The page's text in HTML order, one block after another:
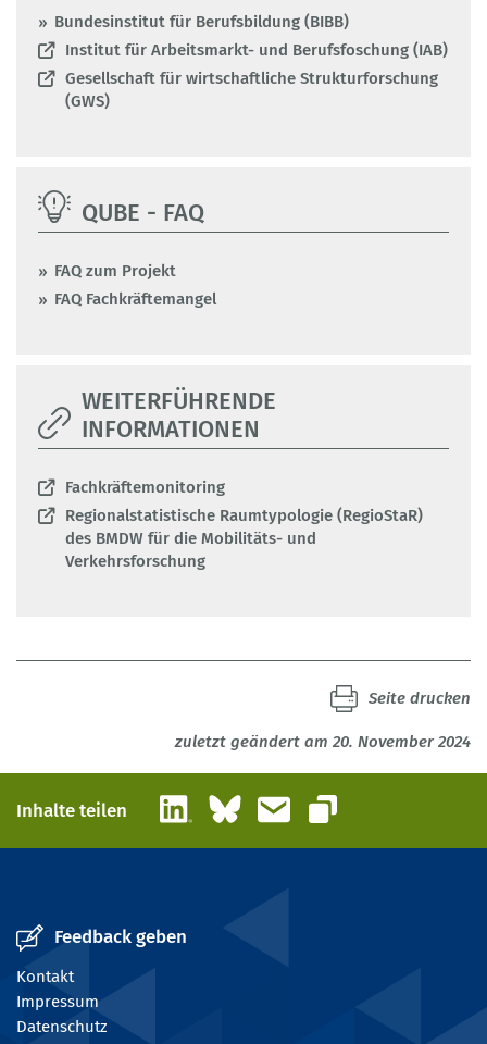
Bundesinstitut für Berufsbildung (BIBB)
Institut für Arbeitsmarkt- und Berufsfoschung (IAB)
Gesellschaft für wirtschaftliche Strukturforschung
(GWS)
QUBE - FAQ
FAQ zum Projekt
FAQ Fachkräftemangel
WEITERFÜHRENDE
INFORMATIONEN
Fachkräftemonitoring
Regionalstatistische Raumtypologie (RegioStaR)
des BMDW für die Mobilitäts- und
Verkehrsforschung
zuletzt geändert am 20. November 2024
Seite drucken
Inhalte teilen LinkedInBlueskyE-Mail
Link kopieren
Feedback geben
Kontakt
Impressum
Datenschutz